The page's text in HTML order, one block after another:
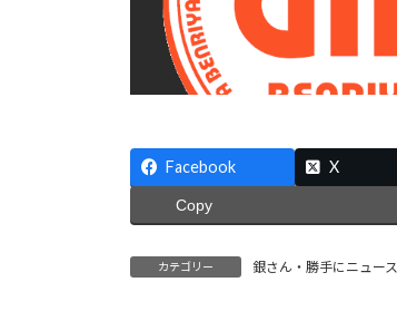
Facebook X
Copy
カテゴリー 銀さん・勝手にニュース